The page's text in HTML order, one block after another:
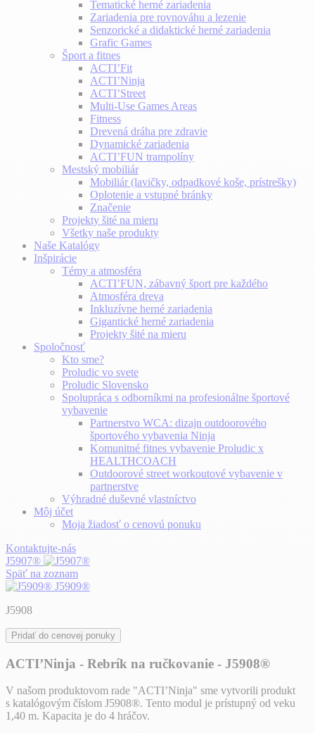
Tematické herné zariadenia
Zariadenia pre rovnováhu a lezenie
Senzorické a didaktické herné zariadenia
Grafic Games
Šport a fitnes
ACTI’Fit
ACTI’Ninja
ACTI’Street
Multi-Use Games Areas
Fitness
Drevená dráha pre zdravie
Dynamické zariadenia
ACTI’FUN trampolíny
Mestský mobiliár
Mobiliár (lavičky, odpadkové koše, prístrešky)
Oplotenie a vstupné bránky
Značenie
Projekty šité na mieru
Všetky naše produkty
Naše Katalógy
Inšpirácie
Témy a atmosféra
ACTI’FUN, zábavný šport pre každého
Atmosféra dreva
Inkluzívne herné zariadenia
Gigantické herné zariadenia
Projekty šité na mieru
Spoločnosť
Kto sme?
Proludic vo svete
Proludic Slovensko
Spolupráca s odborníkmi na profesionálne športové
vybavenie
Partnerstvo WCA: dizajn outdoorového
športového vybavenia Ninja
Komunitné fitnes vybavenie Proludic x
HEALTHCOACH
Outdoorové street workoutové vybavenie v
partnerstve
Výhradné duševné vlastníctvo
Môj účet
Moja žiadosť o cenovú ponuku
Kontaktujte-nás
J5907®
Späť na zoznam
J5909®
J5908
Pridať do cenovej ponuky
ACTI’Ninja - Rebrík na ručkovanie - J5908®
V našom produktovom rade "ACTI’Ninja" sme vytvorili produkt
s katalógovým číslom J5908®. Tento modul je prístupný od veku
1,40 m. Kapacita je do 4 hráčov.